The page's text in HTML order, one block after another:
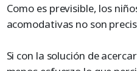
Como es previsible, los
acomodativas no son
Si con la solución de